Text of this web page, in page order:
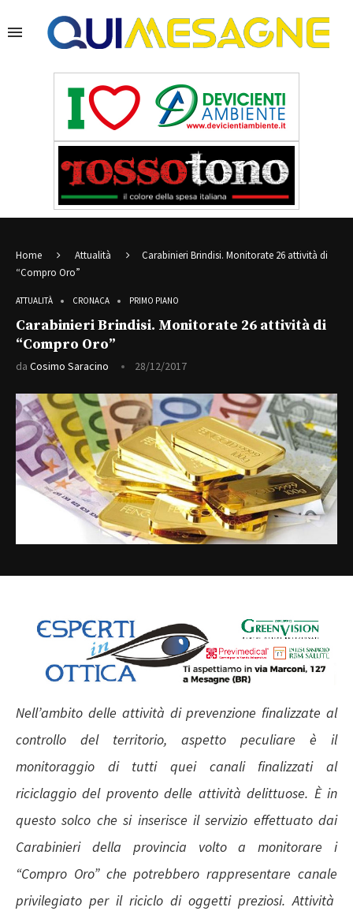
Home Attualità
Carabinieri Brindisi. Monitorate 26 attività di
“Compro Oro”
ATTUALITÀ CRONACA PRIMO PIANO
Carabinieri Brindisi. Monitorate 26 attività di
“Compro Oro”
da Cosimo Saracino 28/12/2017
Nell’ambito delle attività di prevenzione finalizzate al
controllo del territorio, aspetto peculiare è il
monitoraggio di tutti quei canali finalizzati al
riciclaggio del provento delle attività delittuose. È in
questo solco che si inserisce il servizio effettuato dai
Carabinieri della provincia volto a monitorare i
“Compro Oro” che potrebbero rappresentare canale
privilegiato per il riciclo di oggetti preziosi. Attività